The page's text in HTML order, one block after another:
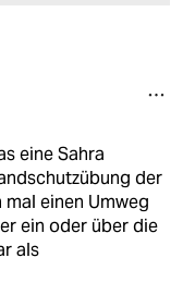
eine Sahra
der
einen Umweg
ein oder über die
als